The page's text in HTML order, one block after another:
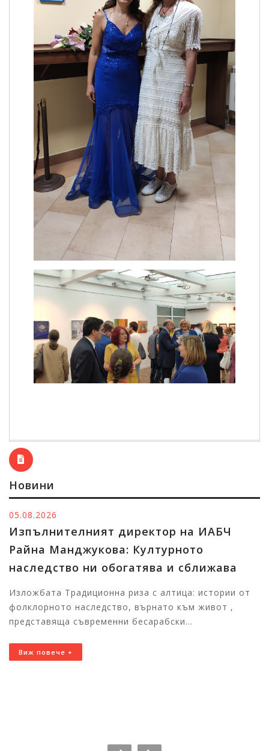
Новини
04.08.2026
Развитието на българските общности в
Австралия, Нова Зеландия и Канада
беше акцент в поредица работна
директор на ИАБЧ Райна Манджукова
Българският език, култура, образование и фолклор
бяха във фокуса на работните срещи на
изпълнителния директор на ИАБЧ Райна Манджукова